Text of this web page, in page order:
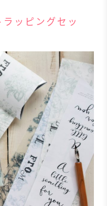
ッピングセッ